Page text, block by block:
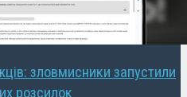
зловмисники запустили
розсилок